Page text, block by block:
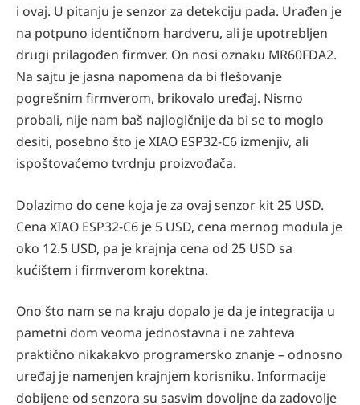
i ovaj. U pitanju je senzor za detekciju pada. Urađen je
na potpuno identičnom hardveru, ali je upotrebljen
drugi prilagođen firmver. On nosi oznaku MR60FDA2.
Na sajtu je jasna napomena da bi flešovanje
pogrešnim firmverom, brikovalo uređaj. Nismo
probali, nije nam baš najlogičnije da bi se to moglo
desiti, posebno što je XIAO ESP32-C6 izmenjiv, ali
ispoštovaćemo tvrdnju proizvođača.
Dolazimo do cene koja je za ovaj senzor kit 25 USD.
Cena XIAO ESP32-C6 je 5 USD, cena mernog modula je
oko 12.5 USD, pa je krajnja cena od 25 USD sa
kućištem i firmverom korektna.
Ono što nam se na kraju dopalo je da je integracija u
pametni dom veoma jednostavna i ne zahteva
praktično nikakakvo programersko znanje – odnosno
uređaj je namenjen krajnjem korisniku. Informacije
dobijene od senzora su sasvim dovoljne da zadovolje